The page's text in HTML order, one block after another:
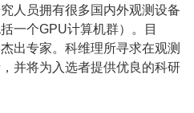
人员拥有很多国内外观测设备
一个GPU计算机群）。目
出专家。科维理所寻求在观测
并将为入选者提供优良的科研